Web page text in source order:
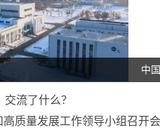
中
流了什么？
质量发展工作领导小组召开